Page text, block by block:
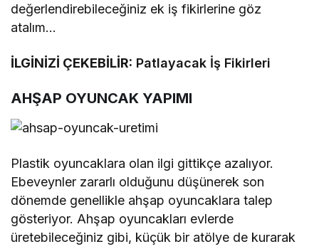
değerlendirebileceğiniz ek iş fikirlerine göz
atalım…
İLGİNİZİ ÇEKEBİLİR: Patlayacak İş Fikirleri
AHŞAP OYUNCAK YAPIMI
Plastik oyuncaklara olan ilgi gittikçe azalıyor.
Ebeveynler zararlı olduğunu düşünerek son
dönemde genellikle ahşap oyuncaklara talep
gösteriyor. Ahşap oyuncakları evlerde
üretebileceğiniz gibi, küçük bir atölye de kurarak